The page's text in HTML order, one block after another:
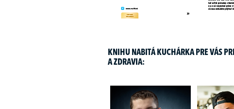
KNIHU NABITÁ KUCHÁRKA PRE VÁS
A ZDRAVIA: